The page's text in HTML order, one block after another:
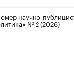
научно-
№ 2 (2026)